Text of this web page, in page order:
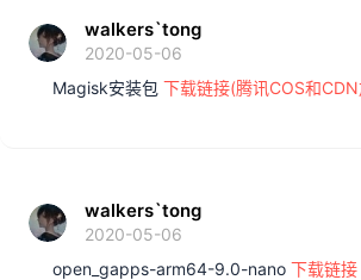
walkers`tong
2020-05-06
Magisk安装包 下载链接(腾讯COS和
walkers`tong
2020-05-06
open_gapps-arm64-9.0-nano 下载链接